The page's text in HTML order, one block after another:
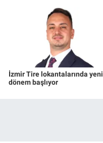
İzmir Tire lokantalarında yeni
dönem başlıyor